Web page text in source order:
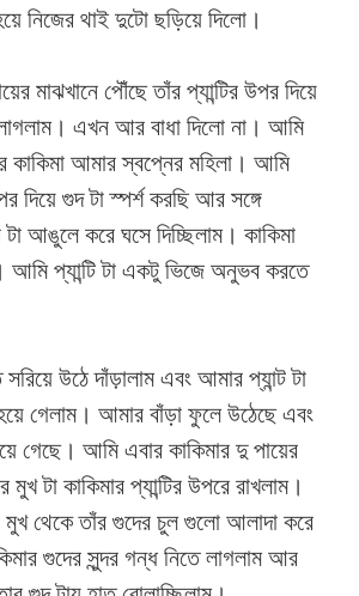
নিজের থাই দুটো ছড়িয়ে দিলো।
মাঝখানে পৌঁছে তাঁর প্যান্টির উপর দিয়ে
এখন আর বাধা দিলো না। আমি
কাকিমা আমার স্বপ্নের মহিলা। আমি
দিয়ে গুদ টা স্পর্শ করছি আর সঙ্গে
টা আঙুলে করে ঘসে দিচ্ছিলাম। কাকিমা
প্যান্টি টা একটু ভিজে অনুভব করতে
উঠে দাঁড়ালাম এবং আমার প্যান্ট টা
গেলাম। আমার বাঁড়া ফুলে উঠেছে এবং
গেছে। আমি এবার কাকিমার দু পায়ের
মুখ টা কাকিমার প্যান্টির উপরে রাখলাম।
মুখ থেকে তাঁর গুদের চুল গুলো আলাদা করে
গুদের সুন্দর গন্ধ নিতে লাগলাম আর